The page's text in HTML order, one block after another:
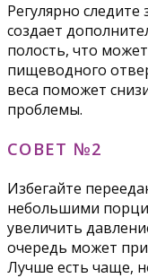
Регулярно
создает
полость, что
пищеводного
веса поможет
проблемы.
СОВЕТ №2
Избегайте
небольшими
увеличить
очередь может
Лучше есть чаще,